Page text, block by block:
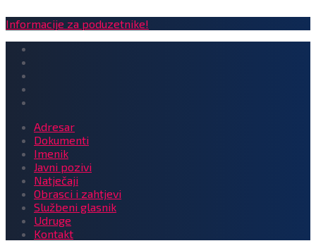
Informacije za poduzetnike!
Adresar
Dokumenti
Imenik
Javni pozivi
Natječaji
Obrasci i zahtjevi
Službeni glasnik
Udruge
Kontakt